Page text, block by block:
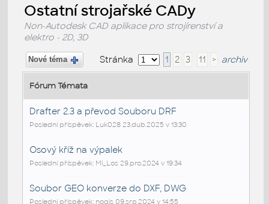
Ostatní strojařské CADy
Non-Autodesk CAD aplikace pro strojírenství a
elektro - 2D, 3D
Nové téma Stránka 1 2 3 11 > archiv
Fórum Témata
Drafter 2.3 a převod Souboru DRF
Poslední příspěvek: Luk028 23.dub.2025 v 13:30
Osový kříž na výpalek
Poslední příspěvek: Mi_Los 29.pro.2024 v 19:34
Soubor GEO konverze do DXF, DWG
Poslední příspěvek: nogis 09.srp.2024 v 14:55